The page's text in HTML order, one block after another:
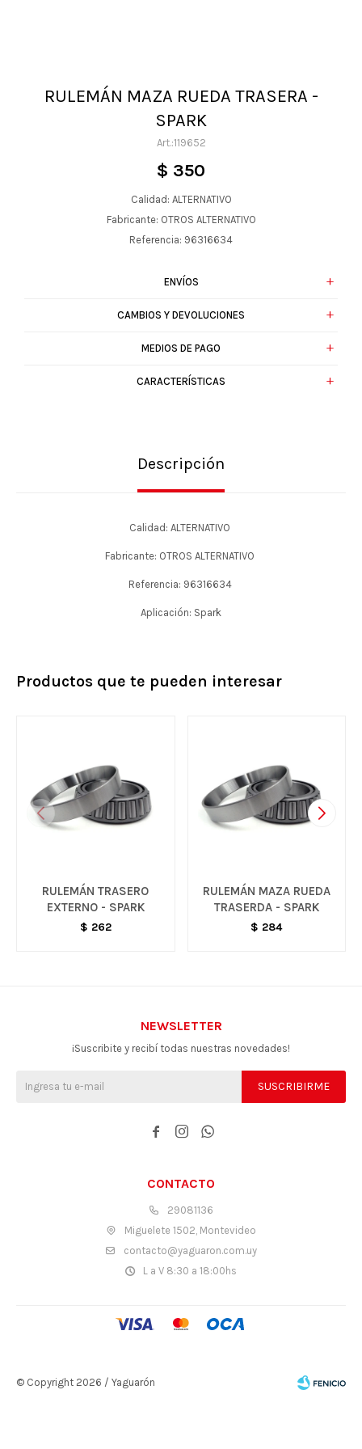
RULEMÁN MAZA RUEDA TRASERA -
SPARK
119652
$ 350
Calidad: ALTERNATIVO
Fabricante: OTROS ALTERNATIVO
Referencia: 96316634
ENVÍOS
CAMBIOS Y DEVOLUCIONES
MEDIOS DE PAGO
CARACTERÍSTICAS
Descripción
Calidad: ALTERNATIVO
Fabricante: OTROS ALTERNATIVO
Referencia: 96316634
Aplicación: Spark
Productos que te pueden interesar
RULEMÁN TRASERO
EXTERNO - SPARK
$ 262
RULEMÁN MAZA RUEDA
TRASERDA - SPARK
$ 284
CONTACTO
29081136
Miguelete 1502, Montevideo
contacto@yaguaron.com.uy
L a V 8:30 a 18:00hs
NEWSLETTER
¡Suscribite y recibí todas nuestras novedades!
SUSCRIBIRME
  
© Copyright 2026 / Yaguarón